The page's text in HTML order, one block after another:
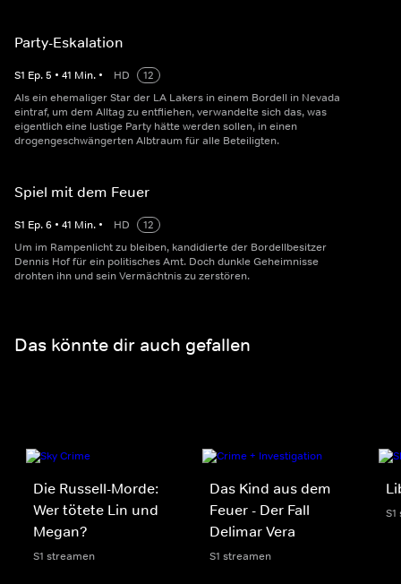
Party-Eskalation
S1 Ep.5 • 41 Min. • HD
12
Als ein ehemaliger Star der LA Lakers in einem Bordell in Nevada
eintraf, um dem Alltag zu entfliehen, verwandelte sich das, was
eigentlich eine lustige Party hätte werden sollen, in einen
drogengeschwängerten Albtraum für alle Beteiligten.
Spiel mit dem Feuer
S1 Ep.6 • 41 Min. • HD
12
Um im Rampenlicht zu bleiben, kandidierte der Bordellbesitzer
Dennis Hof für ein politisches Amt. Doch dunkle Geheimnisse
drohten ihn und sein Vermächtnis zu zerstören.
Das könnte dir auch gefallen
Die Russell-Morde:
Wer tötete Lin und
Megan?
S1 streamen
Das Kind aus dem
Feuer - Der Fall
Delimar Vera
S1 streamen